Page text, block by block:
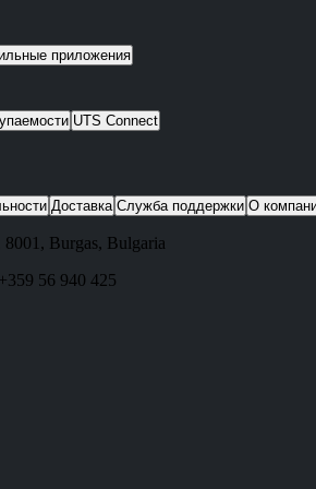
приложения
UTS Connect
Доставка Служба поддержки О
8001 , Burgas, Bulgaria
+359 56 940 425